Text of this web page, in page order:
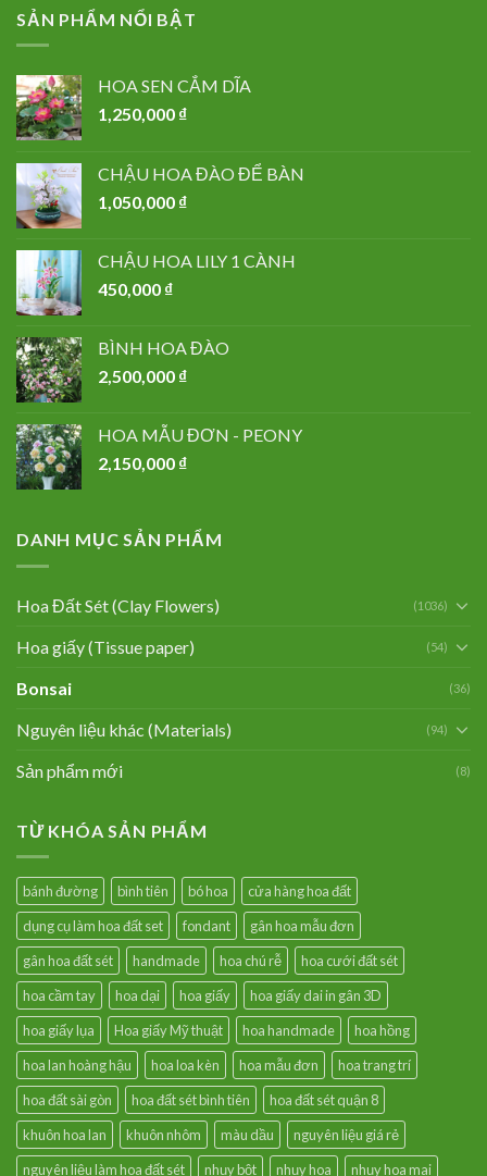
SẢN PHẨM NỔI BẬT
HOA SEN CẮM DĨA
1,250,000 ₫
CHẬU HOA ĐÀO ĐỂ BÀN
1,050,000 ₫
CHẬU HOA LILY 1 CÀNH
450,000 ₫
BÌNH HOA ĐÀO
2,500,000 ₫
HOA MẪU ĐƠN - PEONY
2,150,000 ₫
DANH MỤC SẢN PHẨM
Hoa Đất Sét (Clay Flowers) (1036)
Hoa giấy (Tissue paper) (54)
Bonsai (36)
Nguyên liệu khác (Materials) (94)
Sản phẩm mới (8)
TỪ KHÓA SẢN PHẨM
bánh đường bình tiên bó hoa
cửa hàng hoa đất
dụng cụ làm hoa đất set
fondant
gân hoa mẫu đơn
gân hoa đất sét
handmade hoa chú rễ
hoa cưới đất sét
hoa cầm tay
hoa dại hoa giấy
hoa giấy dai in gân 3D
hoa giấy lụa
Hoa giấy Mỹ thuật hoa handmade
hoa hồng
hoa lan hoàng hậu
hoa loa kèn hoa mẫu đơn
hoa trang trí
hoa đất sài gòn
hoa đất sét bình tiên
hoa đất sét quận 8
khuôn hoa lan
khuôn nhôm màu dầu
nguyên liệu giá rẻ
nguyên liệu làm hoa đất sét
nhụy bột nhụy hoa nhụy hoa mai